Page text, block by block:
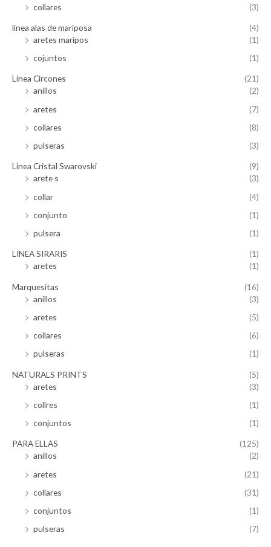
collares
(3)
linea alas de mariposa
(4)
aretes maripos
(1)
cojuntos
(1)
Linea Circones
(21)
anillos
(2)
aretes
(7)
collares
(8)
pulseras
(3)
Linea Cristal Swarovski
(9)
arete s
(3)
collar
(4)
conjunto
(1)
pulsera
(1)
LINEA SIRARIS
(1)
aretes
(1)
Marquesitas
(16)
anillos
(3)
aretes
(5)
collares
(6)
pulseras
(1)
NATURALS PRINTS
(5)
aretes
(3)
collres
(1)
conjuntos
(1)
PARA ELLAS
(125)
anillos
(2)
aretes
(21)
collares
(31)
conjuntos
(1)
pulseras
(7)